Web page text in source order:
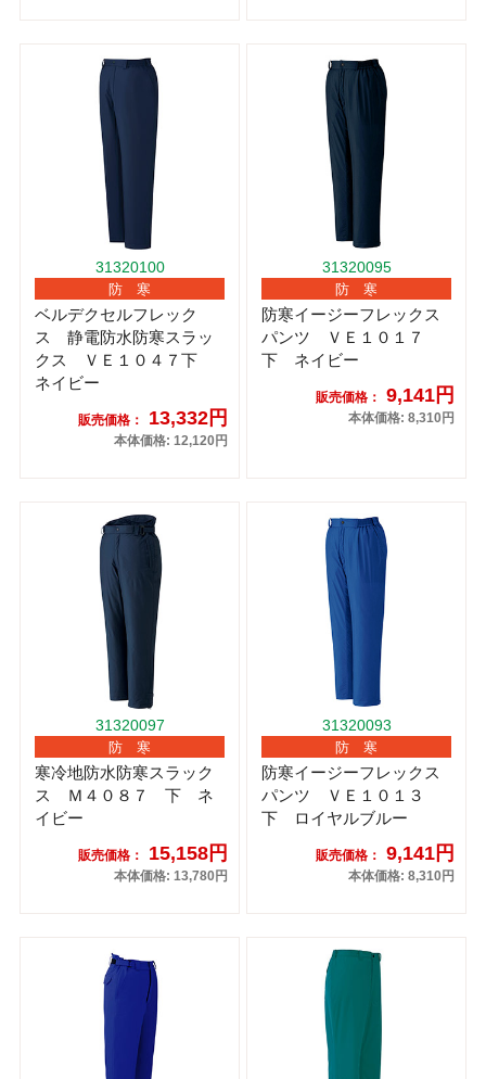
31320100
防 寒
ベルデクセルフレック
ス 静電防水防寒スラッ
クス ＶＥ１０４７下
ネイビー
販売価格： 13,332円
本体価格: 12,120円
31320095
防 寒
防寒イージーフレックス
パンツ ＶＥ１０１７
下 ネイビー
販売価格： 9,141円
本体価格: 8,310円
31320097
防 寒
寒冷地防水防寒スラック
ス Ｍ４０８７ 下 ネ
イビー
販売価格： 15,158円
本体価格: 13,780円
31320093
防 寒
防寒イージーフレックス
パンツ ＶＥ１０１３
下 ロイヤルブルー
販売価格： 9,141円
本体価格: 8,310円